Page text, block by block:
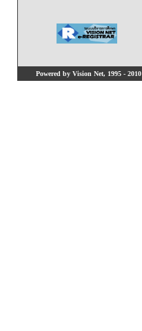
Powered by Vision Net, 1995 - 2010